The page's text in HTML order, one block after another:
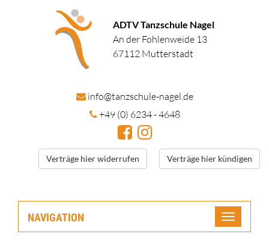
ADTV Tanzschule Nagel
An der Fohlenweide 13
67112 Mutterstadt
info@tanzschule-nagel.de
+49 (0) 6234 - 4648
Verträge hier widerrufen Verträge hier kündigen
NAVIGATION
Toggle